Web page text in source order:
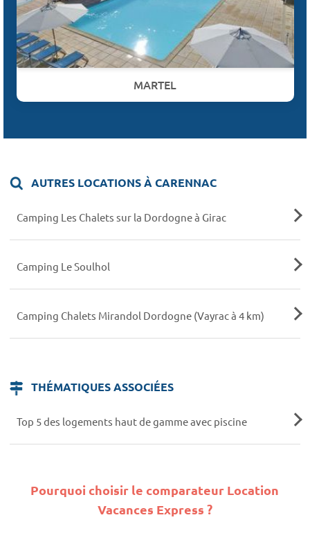
MARTEL
AUTRES LOCATIONS À CARENNAC
Camping Les Chalets sur la Dordogne à Girac
Camping Le Soulhol
Camping Chalets Mirandol Dordogne (Vayrac à 4 km)
THÉMATIQUES ASSOCIÉES
Top 5 des logements haut de gamme avec piscine
Pourquoi choisir le comparateur Location
Vacances Express ?